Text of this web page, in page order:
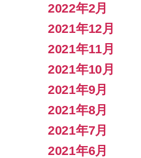
2022年2月
2021年12月
2021年11月
2021年10月
2021年9月
2021年8月
2021年7月
2021年6月